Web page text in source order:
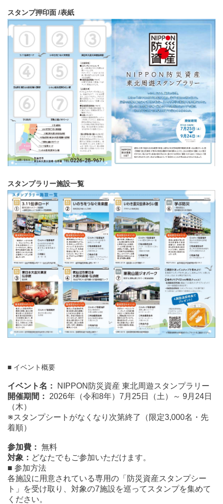
スタンプ押印面 /表紙
スタンプラリー施設一覧
■ イベント概要
イベント名：
NIPPON防災資産 東北周遊スタンプラリー
開催期間：
2026年（令和8年）7月25日（土）～ 9月24日
（木）
※スタンプシートがなくなり次第終了（限定3,000名・先
着順）
参加費： 無料
対象： どなたでもご参加いただけます。
■ 参加方法
各施設に用意されている専用の「防災資産スタンプシー
ト」を受け取り、対象の7施設を巡ってスタンプを集めて
ください。